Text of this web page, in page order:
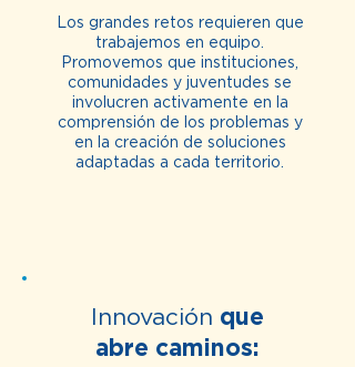
Los grandes retos requieren que
trabajemos en equipo.
Promovemos que instituciones,
comunidades y juventudes se
involucren activamente en la
comprensión de los problemas y
en la creación de soluciones
adaptadas a cada territorio.
Innovación que
abre caminos: